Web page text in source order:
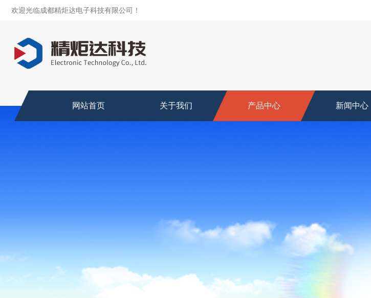
欢迎光临成都精炬达电子科技有限公司！
网站首页 关于我们 产品中心 新闻中心